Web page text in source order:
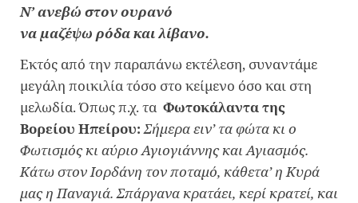
Ν’ ανεβώ στον ουρανό
να μαζέψω ρόδα και λίβανο.
Εκτός από την παραπάνω εκτέλεση, συναντάμε
μεγάλη ποικιλία τόσο στο κείμενο όσο και στη
μελωδία. Όπως π.χ. τα Φωτοκάλαντα της
Βορείου Ηπείρου:Σήμερα ειν’ τα φώτα κι ο
Φωτισμός κι αύριο Αγιογιάννης και Αγιασμός.
Κάτω στον Ιορδάνη τον ποταμό, κάθετα’ η Κυρά
μας η Παναγιά. Σπάργανα κρατάει, κερί κρατεί, και